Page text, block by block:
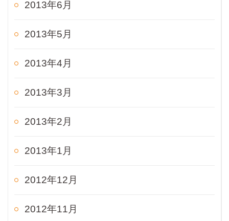
2013年6月
2013年5月
2013年4月
2013年3月
2013年2月
2013年1月
2012年12月
2012年11月